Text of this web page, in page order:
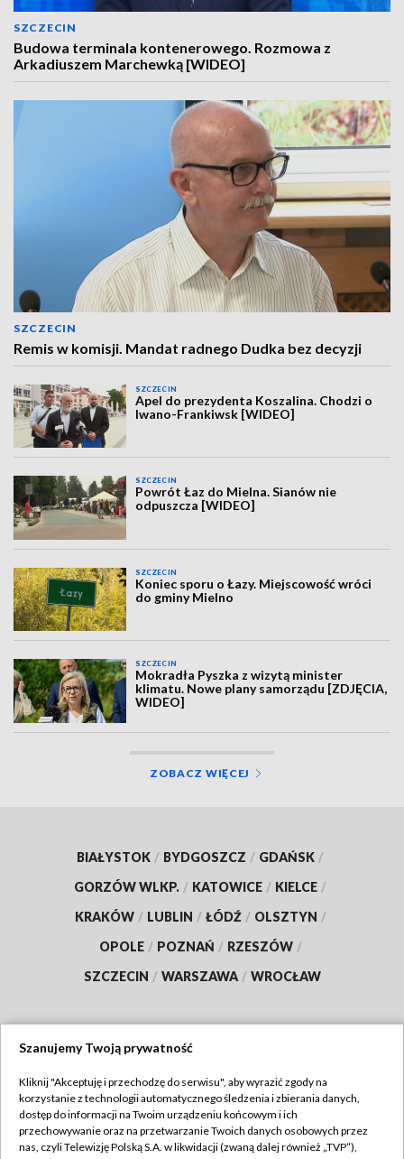
SZCZECIN
Budowa terminala kontenerowego. Rozmowa z
Arkadiuszem Marchewką [WIDEO]
SZCZECIN
Remis w komisji. Mandat radnego Dudka bez decyzji
SZCZECIN
Apel do prezydenta Koszalina. Chodzi o
Iwano-Frankiwsk [WIDEO]
SZCZECIN
Powrót Łaz do Mielna. Sianów nie
odpuszcza [WIDEO]
SZCZECIN
Koniec sporu o Łazy. Miejscowość wróci
do gminy Mielno
SZCZECIN
Mokradła Pyszka z wizytą minister
klimatu. Nowe plany samorządu [ZDJĘCIA,
WIDEO]
ZOBACZ WIĘCEJ
BIAŁYSTOK / BYDGOSZCZ / GDAŃSK /
GORZÓW WLKP. / KATOWICE / KIELCE /
KRAKÓW / LUBLIN / ŁÓDŹ / OLSZTYN /
OPOLE / POZNAŃ / RZESZÓW /
SZCZECIN / WARSZAWA / WROCŁAW
TVP
Abonament TVP
Regulamin TVP
Szanujemy Twoją prywatność
Kliknij "Akceptuję i przechodzę do serwisu", aby wyrazić zgody na
korzystanie z technologii automatycznego śledzenia i zbierania danych,
dostęp do informacji na Twoim urządzeniu końcowym i ich
przechowywanie oraz na przetwarzanie Twoich danych osobowych przez
nas, czyli Telewizję Polską S.A. w likwidacji (zwaną dalej również „TVP”),